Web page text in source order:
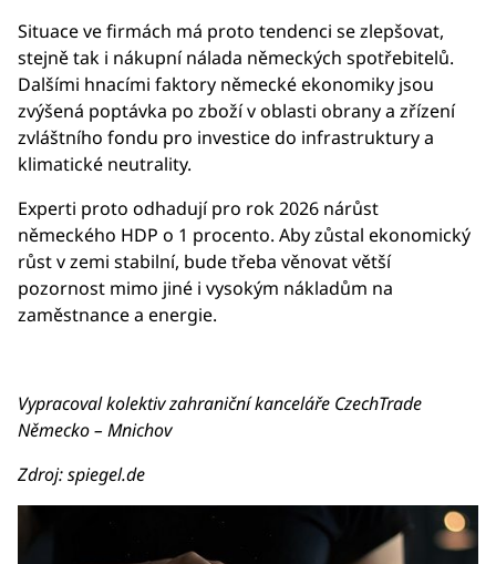
Situace ve firmách má proto tendenci se zlepšovat,
stejně tak i nákupní nálada německých spotřebitelů.
Dalšími hnacími faktory německé ekonomiky jsou
zvýšená poptávka po zboží v oblasti obrany a zřízení
zvláštního fondu pro investice do infrastruktury a
klimatické neutrality.
Experti proto odhadují pro rok 2026 nárůst
německého HDP o 1 procento. Aby zůstal ekonomický
růst v zemi stabilní, bude třeba věnovat větší
pozornost mimo jiné i vysokým nákladům na
zaměstnance a energie.
Vypracoval kolektiv zahraniční kanceláře CzechTrade
Německo – Mnichov
Zdroj: spiegel.de